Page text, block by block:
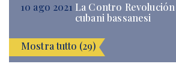
10 ago 2021 La Contro Revolución
cubani bassanesi
Mostra tutto (29)